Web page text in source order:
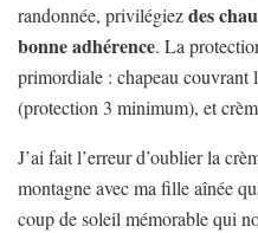
randonnée, privilégiezdes
bonne adhérence. La
primordiale : chapeau couvrant
(protection 3 minimum), et
J’ai fait l’erreur d’oublier la
montagne avec ma fille aînée
coup de soleil mémorable qui